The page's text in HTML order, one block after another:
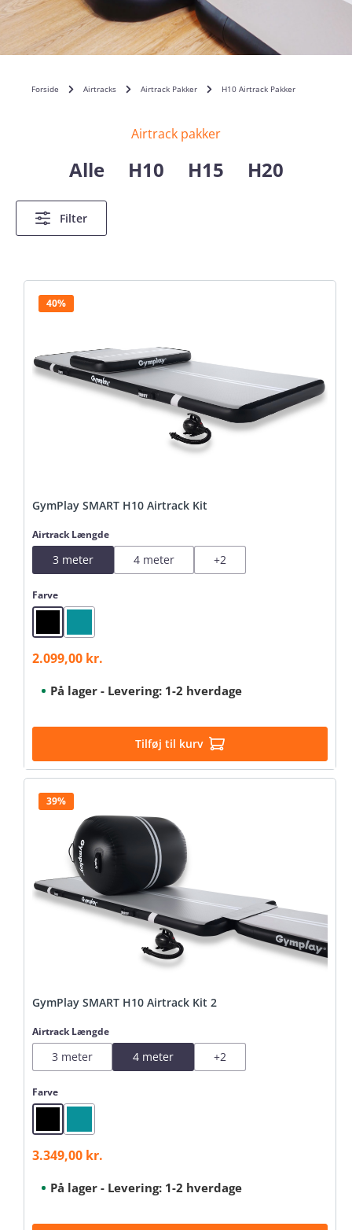
Forside Airtracks Airtrack Pakker H10 Airtrack Pakker
Airtrack pakker
Alle H10 H15 H20
Filter
40%
GymPlay SMART H10 Airtrack Kit
Vælg
Airtrack Længde
3 meter 4 meter +2
Vælg
Farve
Black
Salgspris:
2.099,00 kr.
På lager - Levering: 1-2 hverdage
Tilføj til kurv
39%
GymPlay SMART H10 Airtrack Kit 2
Vælg
Airtrack Længde
3 meter 4 meter +2
Vælg
Farve
Black Mint
Salgspris:
3.349,00 kr.
På lager - Levering: 1-2 hverdage